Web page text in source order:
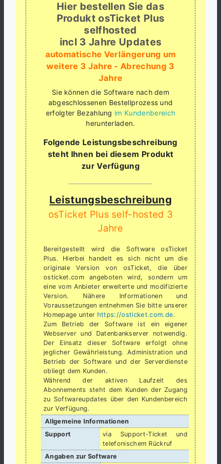
Hier bestellen Sie das
Produkt osTicket Plus
selfhosted
incl 3 Jahre Updates
automatische Verlängerung um
weitere 3 Jahre - Abrechung 3
Jahre
Sie können die Software nach dem
abgeschlossenen Bestellprozess und
erfolgter Bezahlung im Kundenbereich
herunterladen.
Folgende Leistungsbeschreibung
steht Ihnen bei diesem Produkt
zur Verfügung
Leistungsbeschreibung
osTicket Plus self-hosted 3
Jahre
Bereitgestellt wird die Software osTicket
Plus. Hierbei handelt es sich nicht um die
originale Version von osTicket, die über
osticket.com angeboten wird, sondern um
eine vom Anbieter erweiterte und modifizierte
Version. Nähere Informationen und
Voraussetzungen entnehmen Sie bitte unserer
Homepage unter https://osticket.com.de.
Zum Betrieb der Software ist ein eigener
Webserver und Datenbankserver notwendig.
Der Einsatz dieser Software erfolgt ohne
jeglicher Gewährleistung. Administration und
Betrieb der Software und der Serverdienste
obliegt dem Kunden.
Während der aktiven Laufzeit des
Abonnements steht dem Kunden der Zugang
zu Softwareupdates über den Kundenbereich
zur Verfügung.
Allgemeine Informationen
Support
via Support-Ticket und
telefonischem Rückruf
Angaben zur Software